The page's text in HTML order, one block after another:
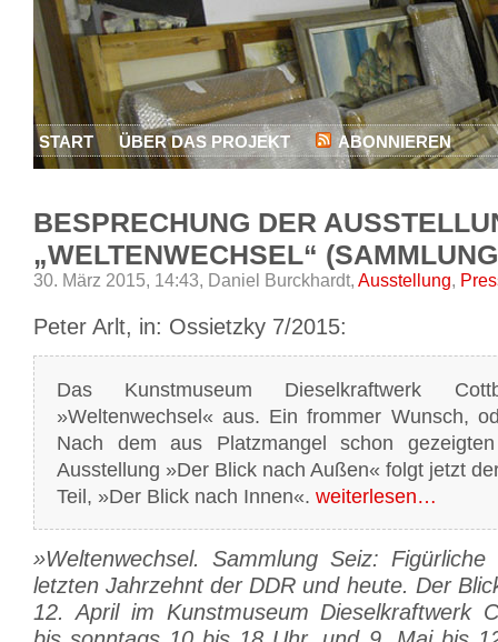
START ÜBER DAS PROJEKT ABONNIEREN
BESPRECHUNG DER
„WELTENWECHSEL“
30. März 2015, 14:43, Daniel Burckhardt, Ausstellung,
Peter Arlt, in: Ossietzky 7/2015:
Das Kunstmuseum Dieselkraftwerk
»Weltenwechsel« aus. Ein frommer Wunsch,
Nach dem aus Platzmangel schon
Ausstellung »Der Blick nach Außen« folgt jetzt
Teil, »Der Blick nach Innen«. weiterlesen…
»Weltenwechsel. Sammlung Seiz:
letzten Jahrzehnt der DDR und heute. Der
12. April im Kunstmuseum Dieselkraftwerk